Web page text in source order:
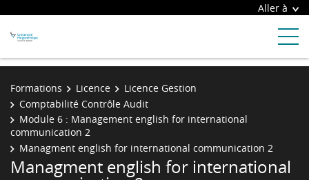
Aller à
Formations Licence
Licence Gestion
Comptabilité Contrôle Audit
Module 6 : Management english for international
communication 2
Managment english for international communication 2
Managment english for international